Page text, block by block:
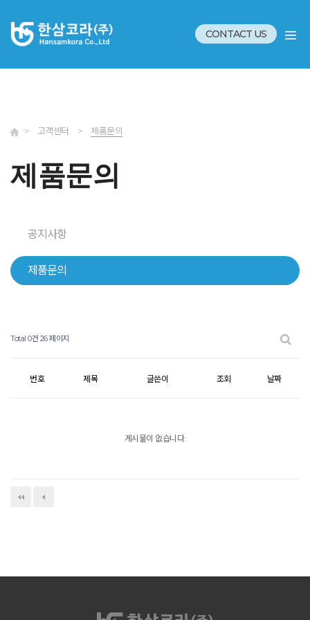
CONTACT US
> 고객센터 > 제품문의
제품문의
공지사항
제품문의
Total 0건 26 페이지
번호 제목 글쓴이 조회 날짜
게시물이 없습니다.